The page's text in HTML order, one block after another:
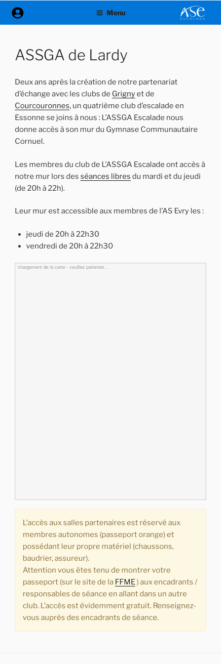
Aller
Menu
ASSGA de Lardy
Deux ans après la création de notre partenariat
d’échange avec les clubs de Grignyet de
Courcouronnes, un quatrième club d’escalade en
Essonne se joins à nous : L’ASSGA Escalade nous
donne accès à son mur du Gymnase Communautaire
Cornuel.
Les membres du club de L’ASSGA Escalade ont accès à
notre mur lors des séances libres du mardi et du jeudi
(de 20h à 22h).
Leur mur est accessible aux membres de l’AS Evry les :
jeudi de 20h à 22h30
vendredi de 20h à 22h30
chargement de la carte - veuillez patienter...
L’accès aux salles partenaires est réservé aux
membres autonomes (passeport orange) et
possédant leur propre matériel (chaussons,
baudrier, assureur).
Attention vous êtes tenu de montrer votre
passeport (sur le site de la FFME) aux encadrants /
responsables de séance en allant dans un autre
club. L’accès est évidemment gratuit. Renseignez-
vous auprès des encadrants de séance.